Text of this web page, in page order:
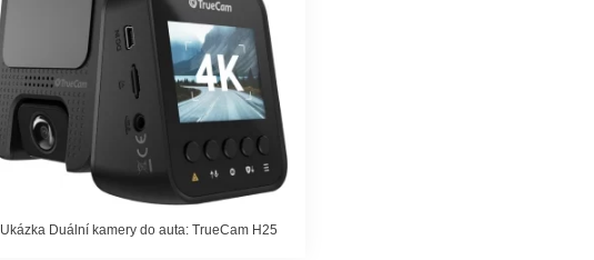
Ukázka Duální kamery do auta: TrueCam H25